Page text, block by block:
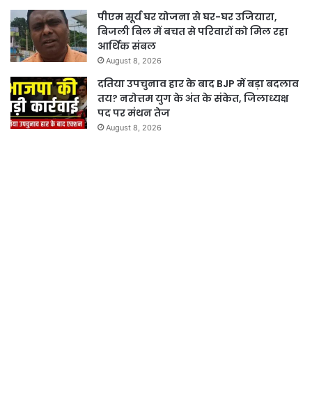
पीएम सूर्य घर योजना से घर-घर उजियारा,
बिजली बिल में बचत से परिवारों को मिल रहा
आर्थिक संबल
August 8, 2026
दतिया उपचुनाव हार के बाद BJP में बड़ा बदलाव
तय? नरोत्तम युग के अंत के संकेत, जिलाध्यक्ष
पद पर मंथन तेज
August 8, 2026